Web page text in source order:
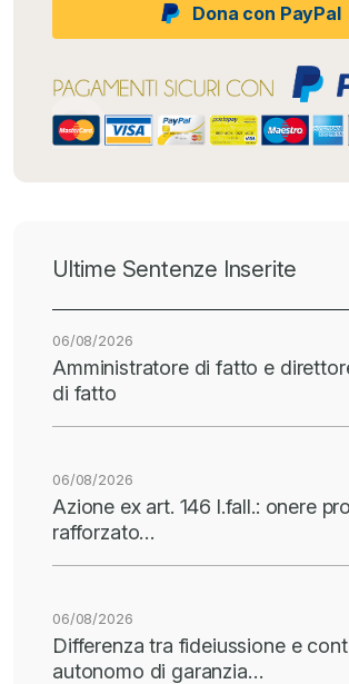
Dona con PayPal
Ultime Sentenze Inserite
06/08/2026
Amministratore di fatto e
di fatto
06/08/2026
Azione ex art. 146 l.fall.: onere
rafforzato…
06/08/2026
Differenza tra fideiussione e
autonomo di garanzia…